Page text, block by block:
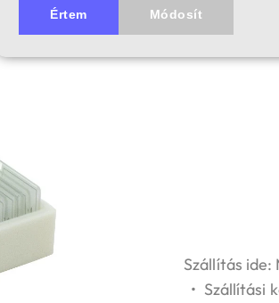
Szállítás
• Szállítási
Értem Módosít